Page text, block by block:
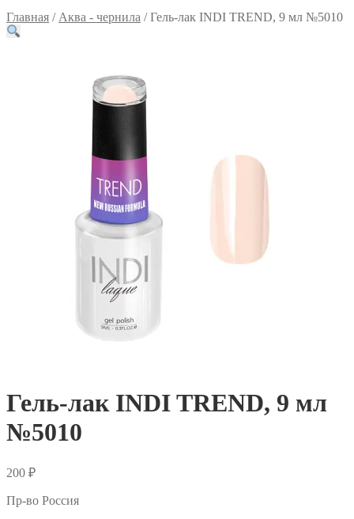
Главная / Аква - чернила /Гель-лак INDI TREND, 9 мл №5010
Гель-лак INDI TREND, 9 мл
№5010
200 ₽
Пр-во Россия